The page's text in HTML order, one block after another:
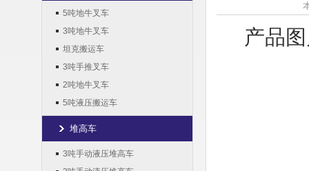
5吨地牛叉车
3吨地牛叉车
坦克搬运车
3吨手推叉车
2吨地牛叉车
5吨液压搬运车
堆高车
3吨手动液压堆高车
产品